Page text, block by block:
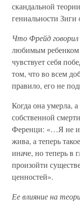
скандальной
гениальности Зиги
Что Фрейд говорил
любимым ребенком
чувствует себя
том, что во всем
правило, его не
Когда она умерла, а
собственной
Ференци: «…Я не
жива, а теперь
иначе, но теперь в
произойти
ценностей».
Ее влияние на